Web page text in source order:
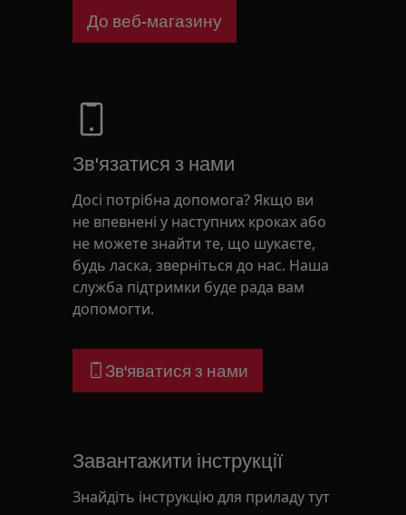
До веб-магазину
Зв'язатися з нами
Досі потрібна допомога? Якщо ви
не впевнені у наступних кроках або
не можете знайти те, що шукаєте,
будь ласка, зверніться до нас. Наша
служба підтримки буде рада вам
допомогти.
Зв'яватися з нами
Завантажити інструкції
Знайдіть інструкцію для приладу тут